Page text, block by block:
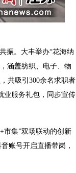
振。大丰举办“花海纳
涵盖纺织、电子、物
共吸引300余名求职者
业服务礼包，同步宣传
集”双场联动的创新
账号开启直播带岗，